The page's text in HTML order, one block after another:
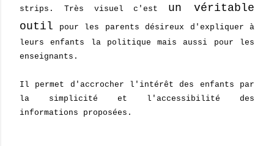
strips. Très visuel c'est un véritable
outil pour les parents désireux d'expliquer à
leurs enfants la politique mais aussi pour les
enseignants.
Il permet d'accrocher l'intérêt des enfants par
la simplicité et l'accessibilité des
informations proposées.